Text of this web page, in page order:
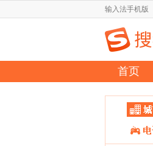
输入法手机版
首页